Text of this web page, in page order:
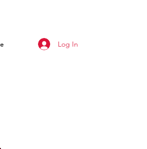
Log In